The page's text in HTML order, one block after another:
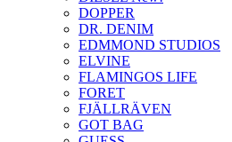
DOPPER
DR. DENIM
EDMMOND STUDIOS
ELVINE
FLAMINGOS LIFE
FORET
FJÄLLRÄVEN
GOT BAG